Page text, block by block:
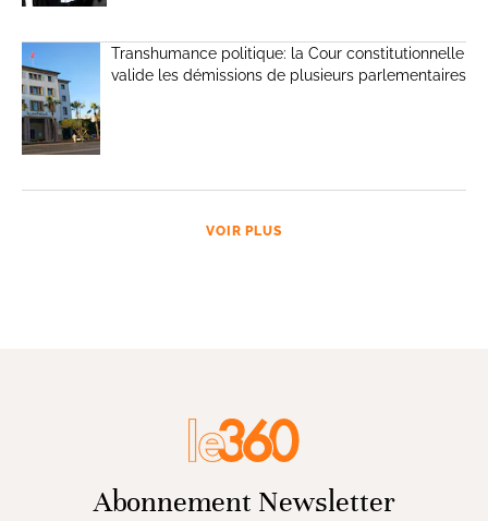
Transhumance politique: la Cour constitutionnelle
valide les démissions de plusieurs parlementaires
VOIR PLUS
Abonnement Newsletter